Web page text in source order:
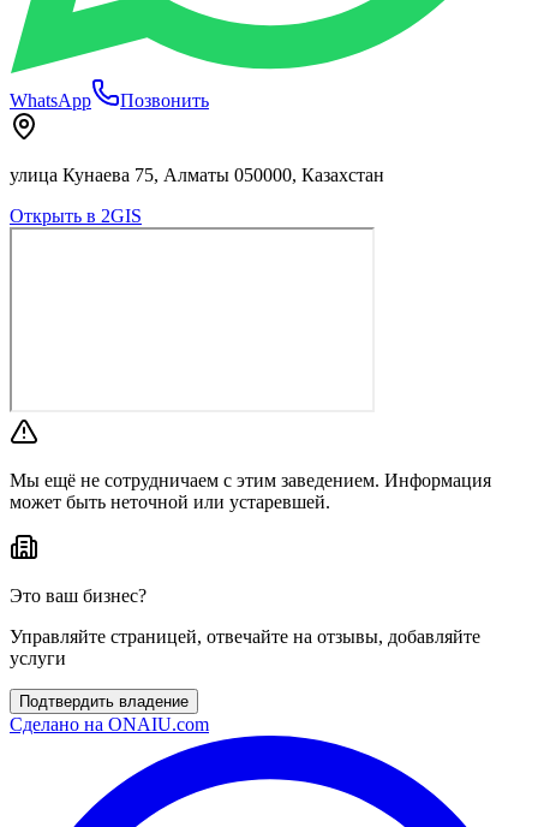
WhatsApp Позвонить
улица Кунаева 75, Алматы 050000, Казахстан
Открыть в 2GIS
Мы ещё не сотрудничаем с этим заведением. Информация
может быть неточной или устаревшей.
Это ваш бизнес?
Управляйте страницей, отвечайте на отзывы, добавляйте
услуги
Подтвердить владение
Сделано на ONAIU.com